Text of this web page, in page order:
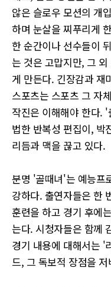
않은 슬로우 모션의 개
하며 눈살을 찌푸리게
한 순간이나 선수들이
는 것은 고맙지만, 그
게 만든다. 긴장감과 재
스포츠는 스포츠 그 자
작진은 이해해야 한다.
법한 반복성 편집이, 박
리듬과 맥을 끊고 있다.
분명 '골때녀'는 예능프
강하다. 출연자들은 한
훈련을 하고 경기 후에
는다. 시청자들은 함께
경기 내용에 대해서는
드, 그 독보적 장점을